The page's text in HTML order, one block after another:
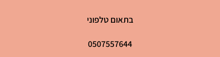
בתאום טלפוני
0507557644